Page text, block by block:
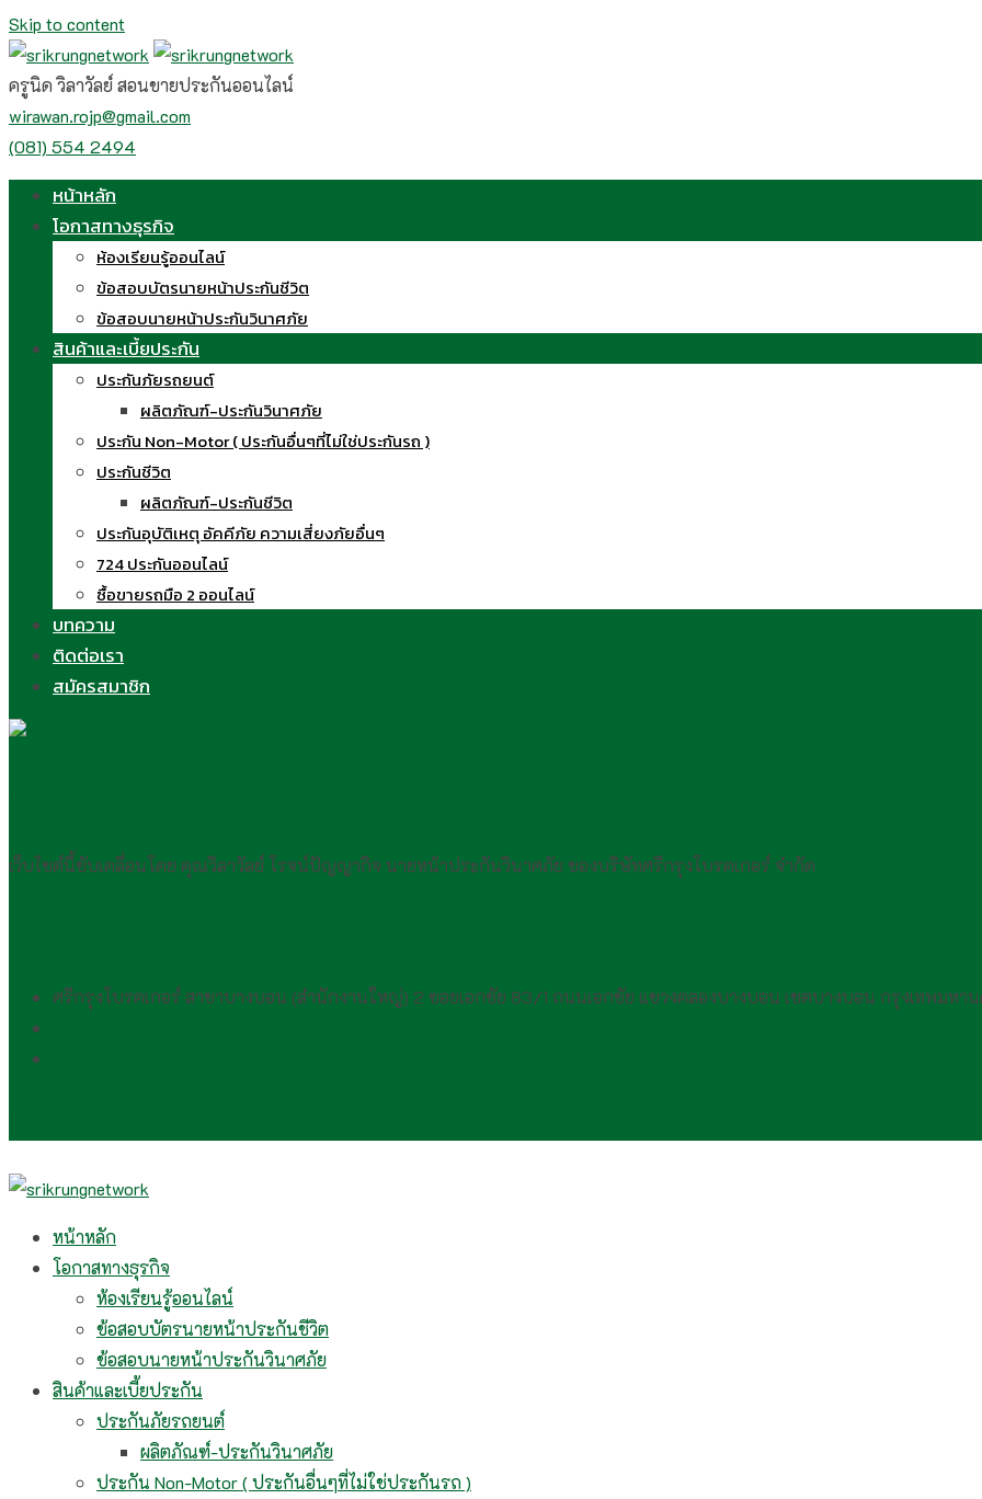
Skip to content
ครูนิด วิลาวัลย์ สอนขายประกันออนไลน์
wirawan.rojp@gmail.com
(081) 554 2494
หน้าหลัก
โอกาสทางธุรกิจ
ห้องเรียนรู้ออนไลน์
ข้อสอบบัตรนายหน้าประกันชีวิต
ข้อสอบนายหน้าประกันวินาศภัย
สินค้าและเบี้ยประกัน
ประกันภัยรถยนต์
ผลิตภัณฑ์-ประกันวินาศภัย
ประกัน Non-Motor ( ประกันอื่นๆที่ไม่ใช่ประกันรถ )
ประกันชีวิต
ผลิตภัณฑ์-ประกันชีวิต
ประกันอุบัติเหตุ อัคคีภัย ความเสี่ยงภัยอื่นๆ
724 ประกันออนไลน์
ซื้อขายรถมือ 2 ออนไลน์
บทความ
ติดต่อเรา
สมัครสมาชิก
เว็บไซต์นี้ขับเคลื่อนโดย คุณวิลาวัลย์ โรจน์ปัญญากิจ นายหน้าประกันวินาศภัย ของบริษัทศรีกรุงโบรคเกอร์ จำกัด
ศรีกรุงโบรคเกอร์ สาขาบางบอน (สำนักงานใหญ่) 2 ซอยเอกชัย 83/1 ถนนเอกชัย แขวงคลองบางบอน เขตบางบอน กรุงเทพมหาน
หน้าหลัก
โอกาสทางธุรกิจ
ห้องเรียนรู้ออนไลน์
ข้อสอบบัตรนายหน้าประกันชีวิต
ข้อสอบนายหน้าประกันวินาศภัย
สินค้าและเบี้ยประกัน
ประกันภัยรถยนต์
ผลิตภัณฑ์-ประกันวินาศภัย
ประกัน Non-Motor ( ประกันอื่นๆที่ไม่ใช่ประกันรถ )